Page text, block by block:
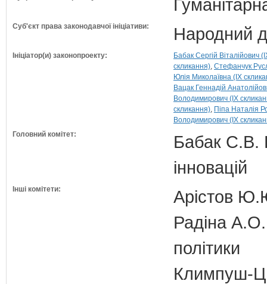
Суб'єкт права законодавчої ініціативи: Народний
Ініціатор(и) законопроекту:
Бабак Сергій Віталійович
скликання) Стефанчук
Юлія Миколаївна (IX
Вацак Геннадій
Володимирович (IX
скликання) Піпа Наталія
Володимирович (IX
Головний комітет:
Бабак С.В.
інновацій
Інші комітети:
Арістов
Радіна А.О.
політики
Климпуш-